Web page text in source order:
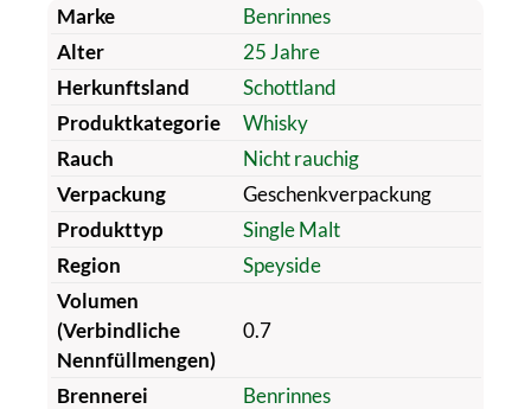
Marke
Benrinnes
Alter
25 Jahre
Herkunftsland
Schottland
Produktkategorie
Whisky
Rauch
Nicht rauchig
Verpackung
Geschenkverpackung
Produkttyp
Single Malt
Region
Speyside
Volumen
(Verbindliche
Nennfüllmengen)
0.7
Brennerei
Benrinnes